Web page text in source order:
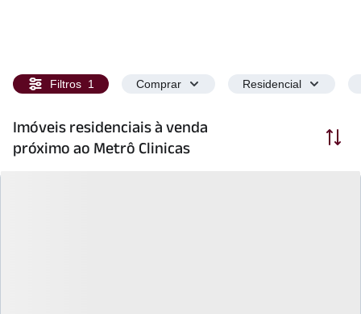
Filtros 1 Comprar Residencial
Imóveis residenciais à venda
próximo ao Metrô Clinicas
Ordenar